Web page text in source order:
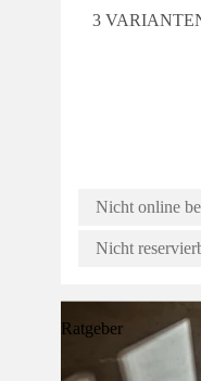
3
Nicht online
Nicht
Ratgeber